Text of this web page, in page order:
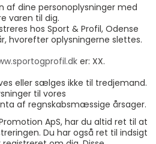
af dine personoplysninger med
varen til dig.
hos Sport & Profil, Odense
hvorefter oplysningerne slettes.
er: XX.
eller sælges ikke til tredjemand.
til vores
af regnskabsmæssige årsager.
ApS, har du altid ret til at
Du har også ret til indsigt